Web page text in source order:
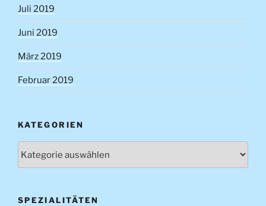
Juli 2019
Juni 2019
März 2019
Februar 2019
KATEGORIEN
SPEZIALITÄTEN